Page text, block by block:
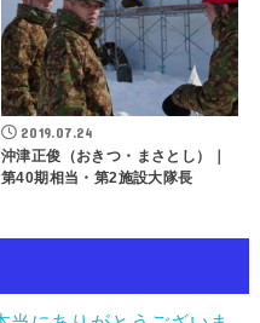
2019.07.24
沖津正俊（おきつ・まさとし）｜
第40期相当・第2施設大隊長